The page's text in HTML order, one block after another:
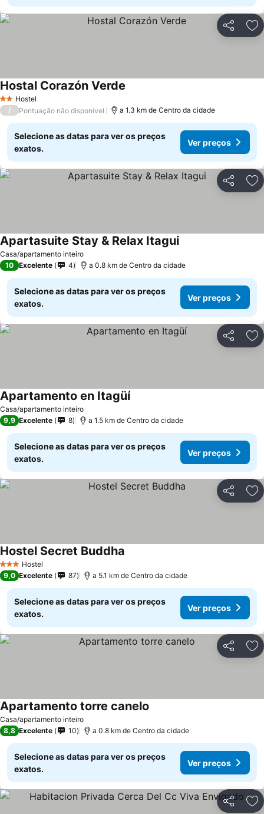
Partilhar
2 Estrelas
Hostel
Hostal Corazón Verde
/ Pontuação não disponível a 1.3 km de Centro da cidade
Selecione as datas para ver os preços
exatos.
Ver preços
Partilhar
Casa/apartamento inteiro
Apartasuite Stay & Relax Itagui
10 Excelente 4 a 0.8 km de Centro da cidade
Selecione as datas para ver os preços
exatos.
Ver preços
Partilhar
Casa/apartamento inteiro
Apartamento en Itagüí
9,9 Excelente 8 a 1.5 km de Centro da cidade
Selecione as datas para ver os preços
exatos.
Ver preços
Partilhar
3 EstrelasHostel
Hostel Secret Buddha
9,0 Excelente 87 a 5.1 km de Centro da cidade
Selecione as datas para ver os preços
exatos.
Ver preços
Partilhar
Casa/apartamento inteiro
Apartamento torre canelo
8,8 Excelente 10 a 0.8 km de Centro da cidade
Selecione as datas para ver os preços
exatos.
Ver preços
Partilhar